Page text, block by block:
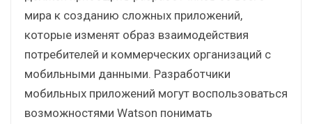
мира к созданию сложных приложений,
которые изменят образ взаимодействия
потребителей и коммерческих организаций с
мобильными данными. Разработчики
мобильных приложений могут воспользоваться
возможностями Watson понимать